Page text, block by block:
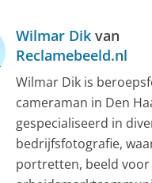
Wilmar Dik van
Reclamebeeld.nl
Wilmar Dik is
cameraman in Den
gespecialiseerd in
bedrijfsfotografie,
portretten, beeld voor